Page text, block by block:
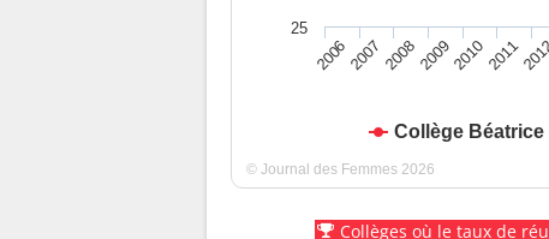
Collège Béatrice
200620072008200920102011
25
© Journal des Femmes 2026
Collèges où le taux de